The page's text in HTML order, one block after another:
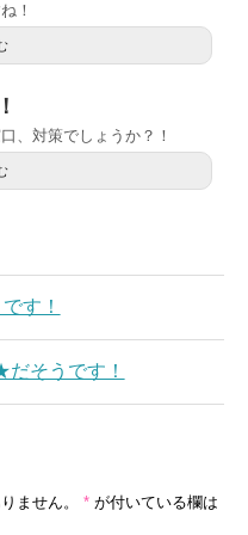
！
、対策でしょうか？！
す！
そうです！
ません。 * が付いている欄は